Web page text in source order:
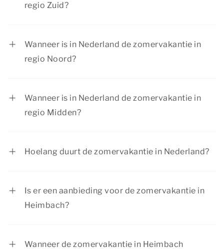
regio Zuid?
Wanneer is in Nederland de zomervakantie in
regio Noord?
Wanneer is in Nederland de zomervakantie in
regio Midden?
Hoelang duurt de zomervakantie in Nederland?
Is er een aanbieding voor de zomervakantie in
Heimbach?
Wanneer de zomervakantie in Heimbach